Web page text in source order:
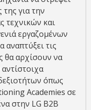
για την
τεχνικών και
εργαζομένων
αναπτύξει τις
θα αρχίσουν να
όπως
Academies σε
στην LG B2B